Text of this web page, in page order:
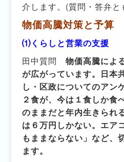
介します。(質問・答弁と
物価高騰対策と予算
⑴くらしと営業の支援
田中質問 物価高騰によ
が広がっています。日本
し・区政についてのアン
２食が、今は１食しか食
のままだと年内生きられ
は６万円しかない。エア
もままならない」など、
ます。